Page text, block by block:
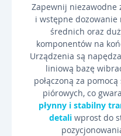
Zapewnij niezawodne
i wstępne dozowanie
średnich oraz
komponentów na
Urządzenia są
liniową bazę
połączoną za
piórowych, co
płynny i stabilny
detali wprost do